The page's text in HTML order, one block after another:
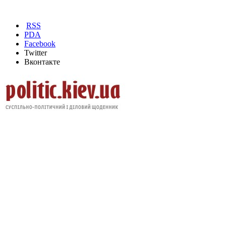
RSS
PDA
Facebook
Twitter
Вконтакте